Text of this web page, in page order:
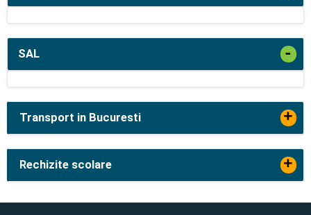
SAL -
Transport in Bucuresti +
Rechizite scolare +